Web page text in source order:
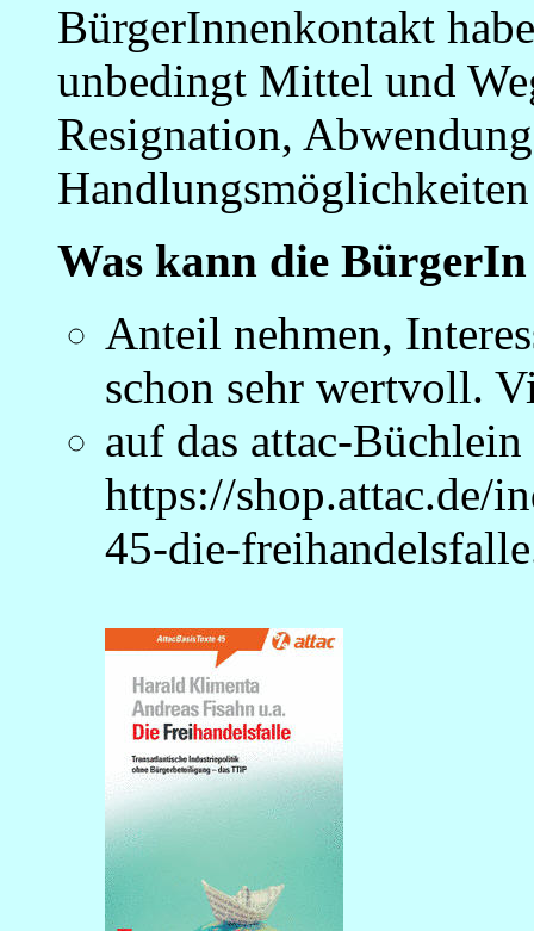
BürgerInnenkontakt
unbedingt Mittel und
Resignation,
Was kann die
Anteil nehmen,
schon sehr wertvoll.
auf das attac-
https://shop.attac.de/
45-die-